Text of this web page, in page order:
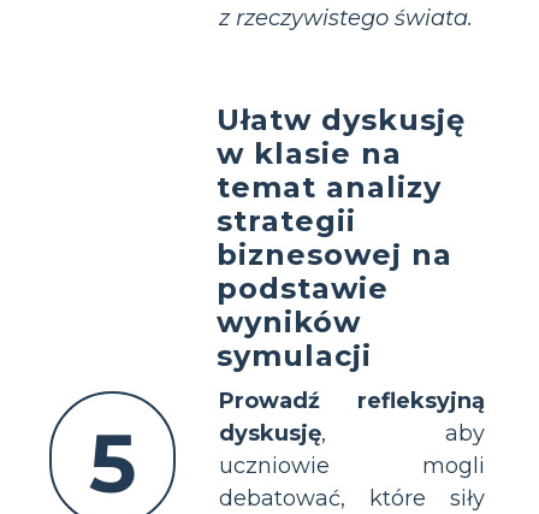
z rzeczywistego świata.
5
Ułatw dyskusję
w klasie na
temat analizy
strategii
biznesowej na
podstawie
wyników
symulacji
Prowadź refleksyjną
dyskusję, aby
uczniowie mogli
debatować, które siły